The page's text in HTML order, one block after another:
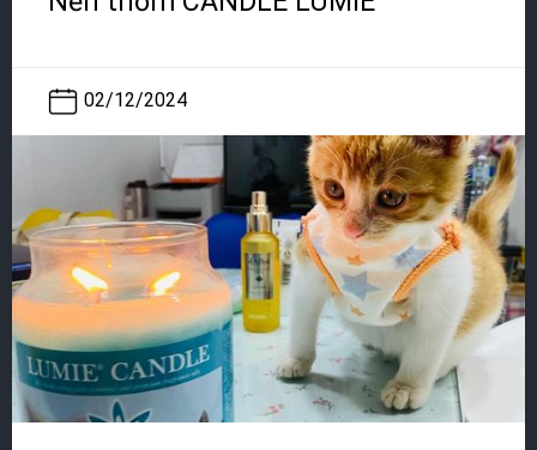
02/12/2024